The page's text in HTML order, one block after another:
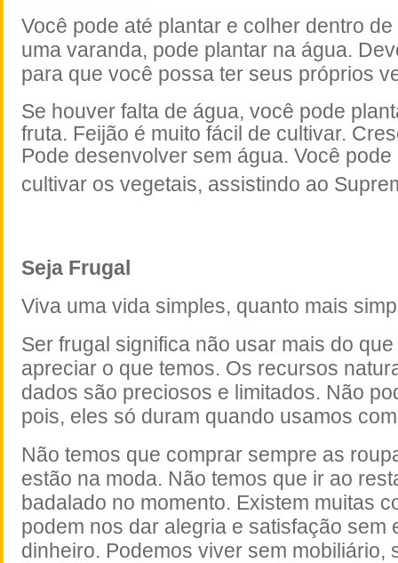
Você pode até plantar e colher dentro
uma varanda, pode plantar na água.
para que você possa ter seus próprios
Se houver falta de água, você pode
fruta. Feijão é muito fácil de cultivar.
Pode desenvolver sem água. Você
cultivar os vegetais, assistindo ao
Seja Frugal
Viva uma vida simples, quanto mais
Ser frugal significa não usar mais do
apreciar o que temos. Os recursos
dados são preciosos e limitados. Não
pois, eles só duram quando usamos
Não temos que comprar sempre as
estão na moda. Não temos que ir ao
badalado no momento. Existem muitas
podem nos dar alegria e satisfação sem
dinheiro. Podemos viver sem mobiliário,